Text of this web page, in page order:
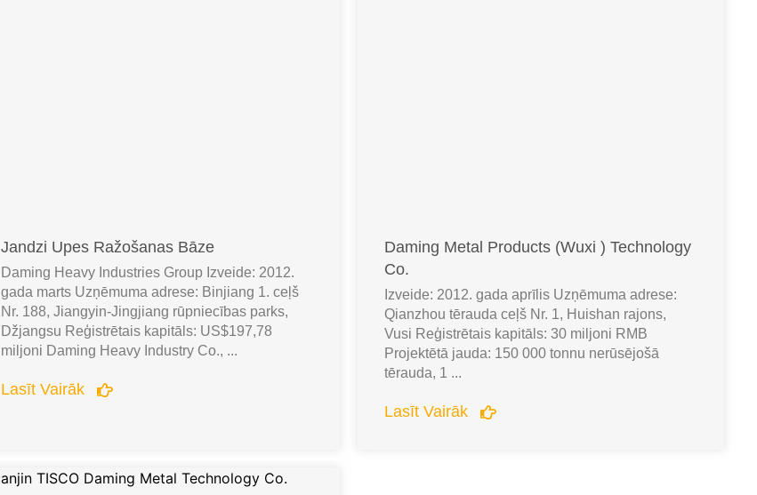
Jandzi Upes Ražošanas Bāze
Daming Heavy Industries Group Izveide: 2012.
gada marts Uzņēmuma adrese: Binjiang 1. ceļš
Nr. 188, Jiangyin-Jingjiang rūpniecības parks,
Džjangsu Reģistrētais kapitāls: US$197,78
miljoni Daming Heavy Industry Co., ...
Lasīt Vairāk
Daming Metal Products (Wuxi ) Technology
Co.
Izveide: 2012. gada aprīlis Uzņēmuma adrese:
Qianzhou tērauda ceļš Nr. 1, Huishan rajons,
Vusi Reģistrētais kapitāls: 30 miljoni RMB
Projektētā jauda: 150 000 tonnu nerūsējošā
tērauda, 1 ...
Lasīt Vairāk